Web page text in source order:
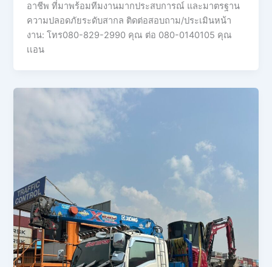
อาชีพ ที่มาพร้อมทีมงานมากประสบการณ์ และมาตรฐาน
ความปลอดภัยระดับสากล ติดต่อสอบถาม/ประเมินหน้า
งาน: โทร080-829-2990 คุณ ต่อ 080-0140105 คุณ
เเอน